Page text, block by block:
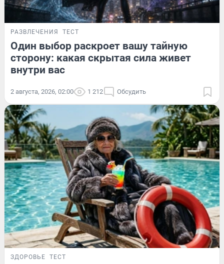
РАЗВЛЕЧЕНИЯ ТЕСТ
Один выбор раскроет вашу тайную
сторону: какая скрытая сила живет
внутри вас
2 августа, 2026, 02:00 1 212 Обсудить
ЗДОРОВЬЕ ТЕСТ